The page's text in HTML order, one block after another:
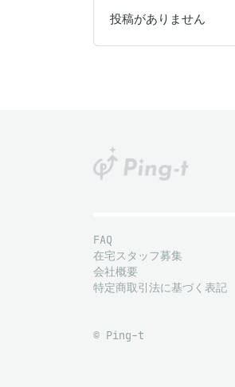
投稿がありません
FAQ
在宅スタッフ募集
会社概要
特定商取引法に基づく表記
© Ping-t